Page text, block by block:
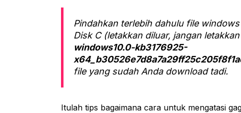
Pindahkan terlebih dahulu file
Disk C (letakkan diluar, jangan
windows10.0-kb3176925-
file yang sudah Anda download tadi.
Itulah tips bagaimana cara untuk mengatasi